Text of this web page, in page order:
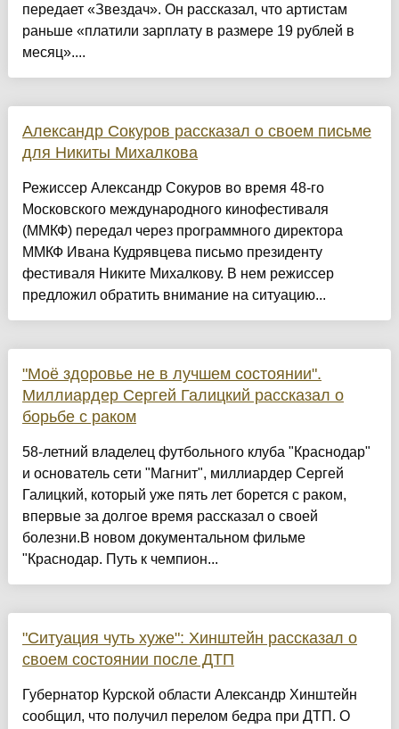
передает «Звездач». Он рассказал, что артистам
раньше «платили зарплату в размере 19 рублей в
месяц»....
Александр Сокуров рассказал о своем письме
для Никиты Михалкова
Режиссер Александр Сокуров во время 48-го
Московского международного кинофестиваля
(ММКФ) передал через программного директора
ММКФ Ивана Кудрявцева письмо президенту
фестиваля Никите Михалкову. В нем режиссер
предложил обратить внимание на ситуацию...
"Моё здоровье не в лучшем состоянии".
Миллиардер Сергей Галицкий рассказал о
борьбе с раком
58-летний владелец футбольного клуба "Краснодар"
и основатель сети "Магнит", миллиардер Сергей
Галицкий, который уже пять лет борется с раком,
впервые за долгое время рассказал о своей
болезни.В новом документальном фильме
"Краснодар. Путь к чемпион...
"Ситуация чуть хуже": Хинштейн рассказал о
своем состоянии после ДТП
Губернатор Курской области Александр Хинштейн
сообщил, что получил перелом бедра при ДТП. О